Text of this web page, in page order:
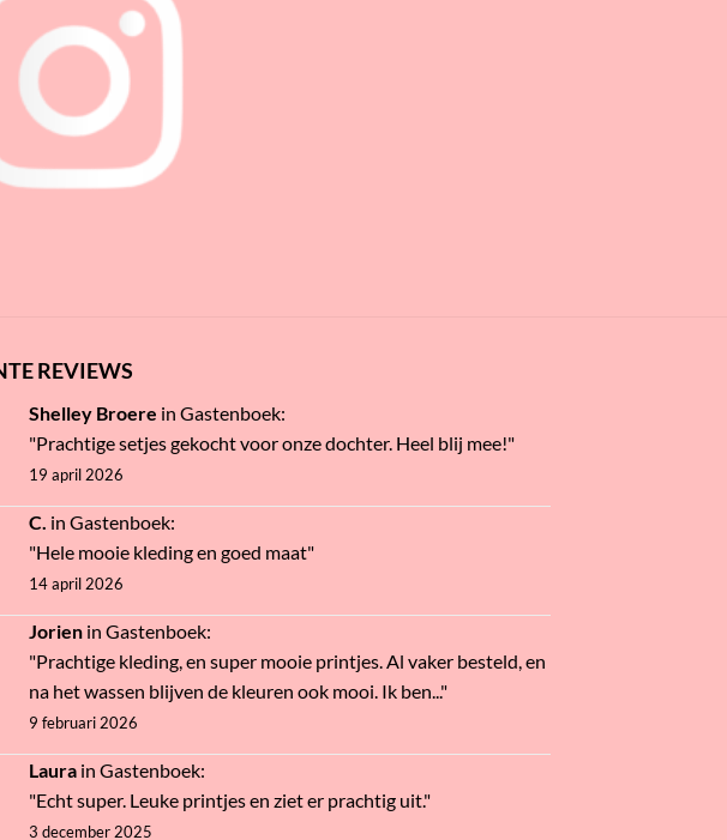
REVIEWS
Shelley Broere in Gastenboek:
"Prachtige setjes gekocht voor onze dochter. Heel blij mee!"
19 april 2026
C. in Gastenboek:
"Hele mooie kleding en goed maat"
14 april 2026
Jorien in Gastenboek:
"Prachtige kleding, en super mooie printjes. Al vaker besteld, en
na het wassen blijven de kleuren ook mooi. Ik ben..."
9 februari 2026
Laura in Gastenboek:
"Echt super. Leuke printjes en ziet er prachtig uit."
3 december 2025